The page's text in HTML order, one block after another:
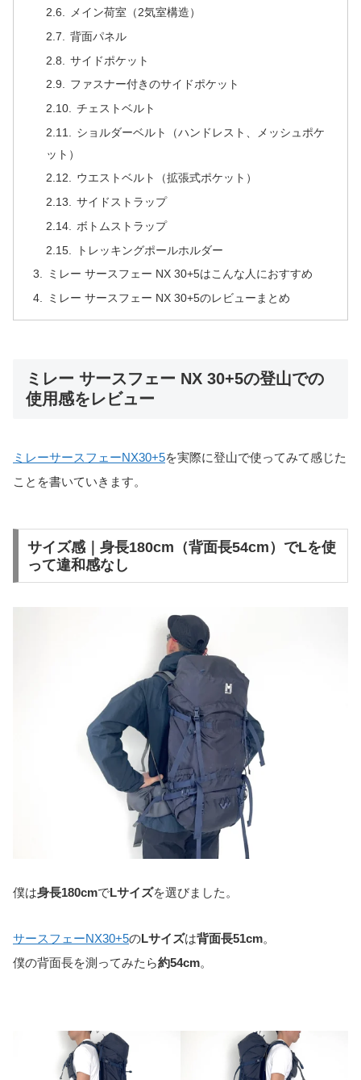
メイン荷室（2気室構造）
背面パネル
サイドポケット
ファスナー付きのサイドポケット
チェストベルト
ショルダーベルト（ハンドレスト、メッシュポケ
ット）
ウエストベルト（拡張式ポケット）
サイドストラップ
ボトムストラップ
トレッキングポールホルダー
ミレー サースフェー NX 30+5はこんな人におすすめ
ミレー サースフェー NX 30+5のレビューまとめ
ミレー サースフェー NX 30+5の登山での
使用感をレビュー
ミレーサースフェーNX30+5を実際に登山で使ってみて感じた
ことを書いていきます。
サイズ感｜身長180cm（背面長54cm）でLを使
って違和感なし
僕は身長180cmでLサイズを選びました。
サースフェーNX30+5のLサイズは背面長51cm。
僕の背面長を測ってみたら約54cm。